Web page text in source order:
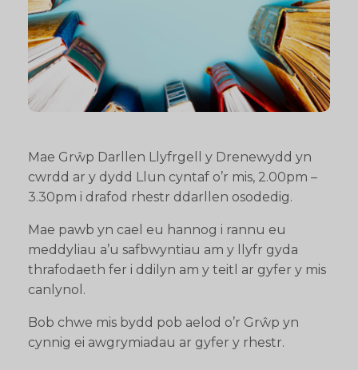
Mae Grŵp Darllen Llyfrgell y Drenewydd yn
cwrdd ar y dydd Llun cyntaf o’r mis, 2.00pm –
3.30pm i drafod rhestr ddarllen osodedig.
Mae pawb yn cael eu hannog i rannu eu
meddyliau a’u safbwyntiau am y llyfr gyda
thrafodaeth fer i ddilyn am y teitl ar gyfer y mis
canlynol.
Bob chwe mis bydd pob aelod o’r Grŵp yn
cynnig ei awgrymiadau ar gyfer y rhestr.